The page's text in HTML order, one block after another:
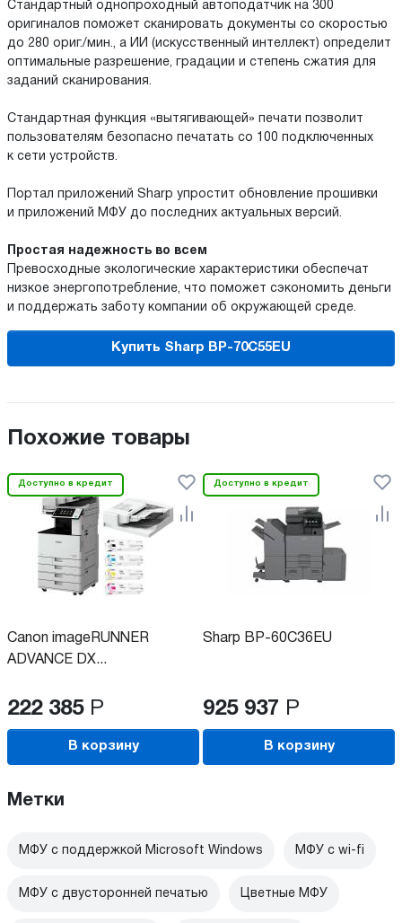
Стандартный однопроходный автоподатчик на 300
оригиналов поможет сканировать документы со скоростью
до 280 ориг./мин., а ИИ (искусственный интеллект) определит
оптимальные разрешение, градации и степень сжатия для
заданий сканирования.
Стандартная функция «вытягивающей» печати позволит
пользователям безопасно печатать со 100 подключенных
к сети устройств.
Портал приложений Sharp упростит обновление прошивки
и приложений МФУ до последних актуальных версий.
Простая надежность во всем
Превосходные экологические характеристики обеспечат
низкое энергопотребление, что поможет сэкономить деньги
и поддержать заботу компании об окружающей среде.
Купить Sharp BP-70C55EU
Похожие товары
Доступно в кредит
Canon imageRUNNER
ADVANCE DX...
222 385 Р
В корзину
Доступно в кредит
Sharp BP-60C36EU
925 937 Р
В корзину
Метки
МФУ с поддержкой Microsoft Windows МФУ c wi-fi
МФУ с двусторонней печатью Цветные МФУ